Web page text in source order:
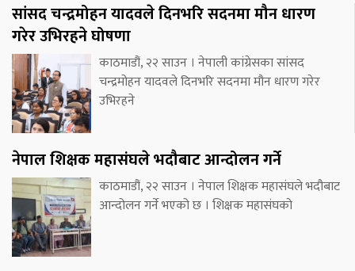
सांसद चन्द्रमोहन यादवले दिनभरि सदनमा मौन धारण
गरेर उभिरहने घोषणा
काठमाडौं, २२ साउन । नेपाली कांग्रेसका सांसद
चन्द्रमोहन यादवले दिनभरि सदनमा मौन धारण गरेर
उभिरहने
नेपाल शिक्षक महासंघले भदौबाट आन्दोलन गर्ने
काठमाडौं, २२ साउन । नेपाल शिक्षक महासंघले भदौबाट
आन्दोलन गर्ने भएको छ । शिक्षक महासंघको